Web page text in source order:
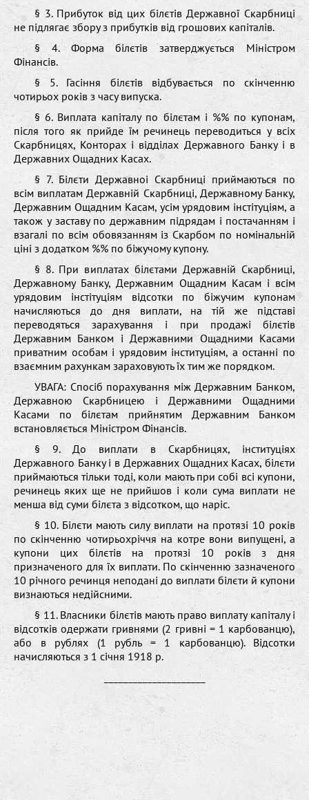
§ 3. Прибуток від цих білєтів Державної Скарбниці
не підлягає збору з прибутків від грошових капіталів.
§ 4. Форма білєтів затверджується Міністром
Фінансів.
§ 5. Гасіння білєтів відбувається по скінченню
чотирьох років з часу випуска.
§ 6. Виплата капіталу по білєтам і %% по купонам,
після того як прийде їм речинець переводиться у всіх
Скарбницях, Конторах і відділах Державного Банку і в
Державних Ощадних Касах.
§ 7. Білєти Державноі Скарбниці приймаються по
всім виплатам Державній Скарбниці, Державному Банку,
Державним Ощадним Касам, усім урядовим інстітуціям, а
також у заставу по державним підрядам і постачанням і
взагалі по всім обовязанням із Скарбом по номінальній
ціні з додатком %% по біжучому купону.
§ 8. При виплатах білєтами Державній Скарбниці,
Державному Банку, Державним Ощадним Касам і всім
урядовим інстітуціям відсотки по біжучим купонам
начисляються до дня виплати, на тій же підставі
переводяться зарахування і при продажі білєтів
Державним Банком і Державними Ощадними Касами
приватним особам і урядовим інституціям, а останні по
взаємним рахункам зараховують їх тим же порядком.
УВАГА: Спосіб порахування між Державним Банком,
Державною Скарбницею і Державними Ощадними
Касами по білєтам прийнятим Державним Банком
встановляється Міністром Фінансів.
§ 9. До виплати в Скарбницях, інституціях
Державного Банку і в Державних Ощадних Касах, білєти
приймаються тільки тоді, коли мають при собі всі купони,
речинець яких ще не прийшов і коли сума виплати не
менша від суми білєта з відсотком, що наріс.
§ 10. Білєти мають силу виплати на протязі 10 років
по скінченню чотирьохріччя на котре вони випущені, а
купони цих білєтів на протязі 10 років з дня
призначеного для їх виплати. По скінченню зазначеного
10 річного речинця неподані до виплати білєти й купони
визнаються недійсними.
§ 11. Власники білєтів мають право виплату капіталу і
відсотків одержати гривнями (2 гривні = 1 карбованцю),
або в рублях (1 рубль = 1 карбованцю). Відсотки
начисляються з 1 січня 1918 р.
_____________________